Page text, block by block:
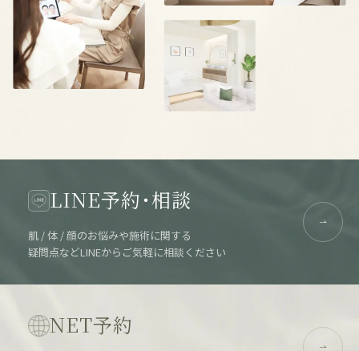
LINE予約・相談
肌 / 体 / 顔のお悩みや施術に関する
疑問点などLINEからご気軽に相談ください
NET予約